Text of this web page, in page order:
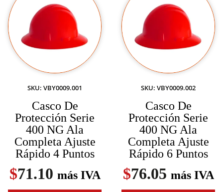
SKU: VBY0009.001
Casco De
Protección Serie
400 NG Ala
Completa Ajuste
Rápido 4 Puntos
$71.10 más IVA
SKU: VBY0009.002
Casco De
Protección Serie
400 NG Ala
Completa Ajuste
Rápido 6 Puntos
$76.05 más IVA